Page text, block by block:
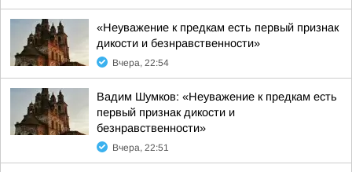
«Неуважение к предкам есть первый признак
дикости и безнравственности»
Вчера, 22:54
Вадим Шумков: «Неуважение к предкам есть
первый признак дикости и
безнравственности»
Вчера, 22:51